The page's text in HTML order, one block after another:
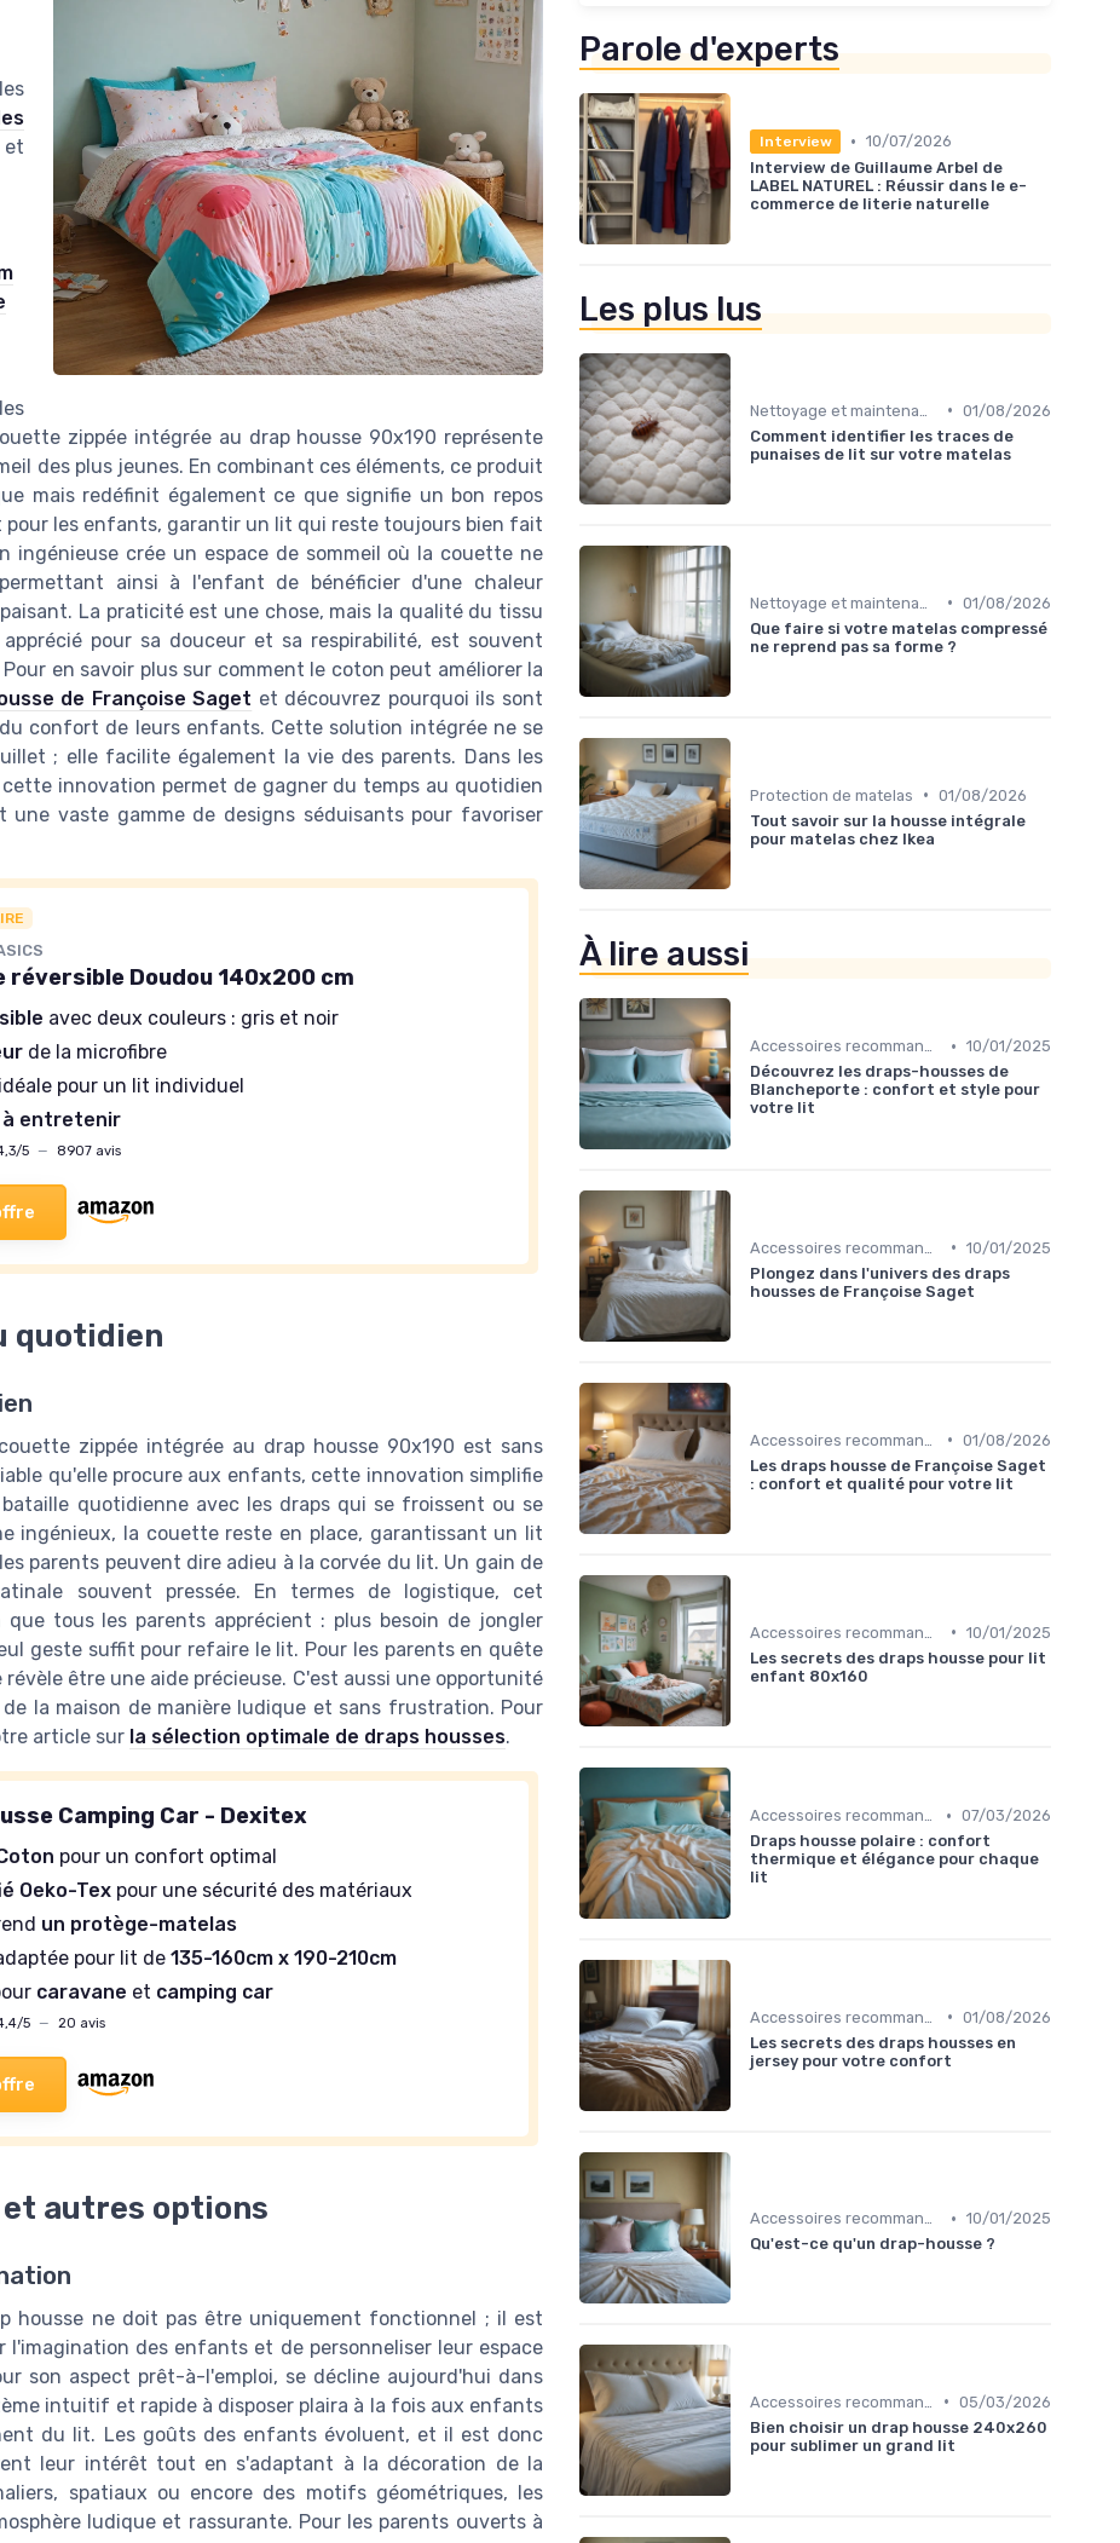
et
zippée intégrée au drap housse 90x190 représente
des plus jeunes. En combinant ces éléments, ce produit
mais redéfinit également ce que signifie un bon repos
les enfants, garantir un lit qui reste toujours bien fait
crée un espace de sommeil où la couette ne
ainsi à l'enfant de bénéficier d'une chaleur
La praticité est une chose, mais la qualité du tissu
pour sa douceur et sa respirabilité, est souvent
en savoir plus sur comment le coton peut améliorer la
de Françoise Saget et découvrez pourquoi ils sont
confort de leurs enfants. Cette solution intégrée ne se
; elle facilite également la vie des parents. Dans les
innovation permet de gagner du temps au quotidien
vaste gamme de designs séduisants pour favoriser
réversible Doudou 140x200 cm
avec deux couleurs : gris et noir
de la microfibre
idéale pour un lit individuel
à entretenir
5 — 8907 avis
quotidien
zippée intégrée au drap housse 90x190 est sans
qu'elle procure aux enfants, cette innovation simplifie
quotidienne avec les draps qui se froissent ou se
ingénieux, la couette reste en place, garantissant un lit
parents peuvent dire adieu à la corvée du lit. Un gain de
souvent pressée. En termes de logistique, cet
tous les parents apprécient : plus besoin de jongler
geste suffit pour refaire le lit. Pour les parents en quête
être une aide précieuse. C'est aussi une opportunité
la maison de manière ludique et sans frustration. Pour
article sur la sélection optimale de draps housses.
Camping Car - Dexitex
pour un confort optimal
Oeko-Tex pour une sécurité des matériaux
un protège-matelas
pour lit de135-160cm x 190-210cm
caravane et camping car
5 — 20 avis
et autres options
housse ne doit pas être uniquement fonctionnel ; il est
des enfants et de personneliser leur espace
son aspect prêt-à-l'emploi, se décline aujourd'hui dans
intuitif et rapide à disposer plaira à la fois aux enfants
du lit. Les goûts des enfants évoluent, et il est donc
leur intérêt tout en s'adaptant à la décoration de la
spatiaux ou encore des motifs géométriques, les
ludique et rassurante. Pour les parents ouverts à
Parole d'experts
Interview • 10/07/2026
Interview de Guillaume Arbel de
LABEL NATUREL : Réussir dans le e-
commerce de literie naturelle
Les plus lus
• 01/08/2026
Comment identifier les traces de
punaises de lit sur votre matelas
• 01/08/2026
Que faire si votre matelas compressé
ne reprend pas sa forme ?
Protection de matelas • 01/08/2026
Tout savoir sur la housse intégrale
pour matelas chez Ikea
À lire aussi
Accessoires recommandés • 10/01/2025
Découvrez les draps-housses de
Blancheporte : confort et style pour
votre lit
• 10/01/2025
Plongez dans l'univers des draps
housses de Françoise Saget
• 01/08/2026
Les draps housse de Françoise Saget
: confort et qualité pour votre lit
• 10/01/2025
Les secrets des draps housse pour lit
enfant 80x160
Accessoires recommandés • 07/03/2026
Draps housse polaire : confort
thermique et élégance pour chaque
lit
• 01/08/2026
Les secrets des draps housses en
jersey pour votre confort
Accessoires recommandés • 10/01/2025
Qu'est-ce qu'un drap-housse ?
• 05/03/2026
Bien choisir un drap housse 240x260
pour sublimer un grand lit